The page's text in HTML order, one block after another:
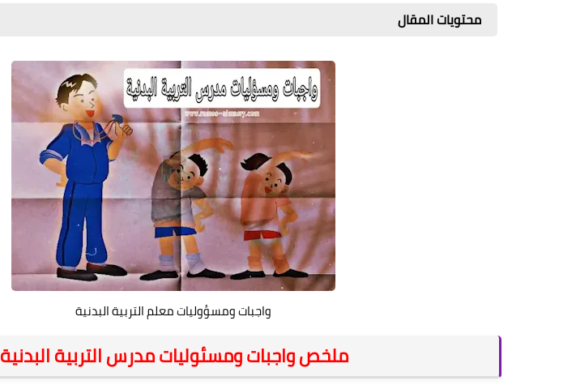
محتويات المقال
واجبات ومسؤوليات معلم التربية البدنية
ملخص واجبات ومسئوليات مدرس التربية البدنية